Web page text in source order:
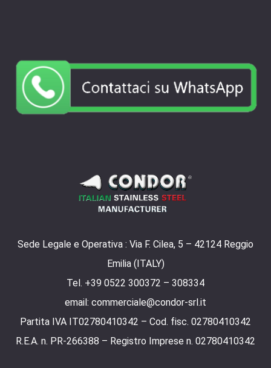
Sede Legale e Operativa : Via F. Cilea, 5 – 42124 Reggio
Emilia (ITALY)
Tel. +39 0522 300372 – 308334
email: commerciale@condor-srl.it
Partita IVA IT02780410342 – Cod. fisc. 02780410342
R.E.A. n. PR-266388 – Registro Imprese n. 02780410342